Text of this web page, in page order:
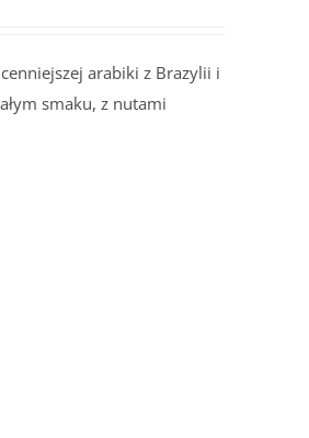
arabiki z Brazylii i
smaku, z nutami